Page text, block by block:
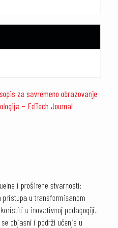
za savremeno obrazovanje
– EdTech Journal
i proširene stvarnosti:
pristupa u transformisanom
koristiti u inovativnoj pedagogiji.
objasni i podrži učenje u